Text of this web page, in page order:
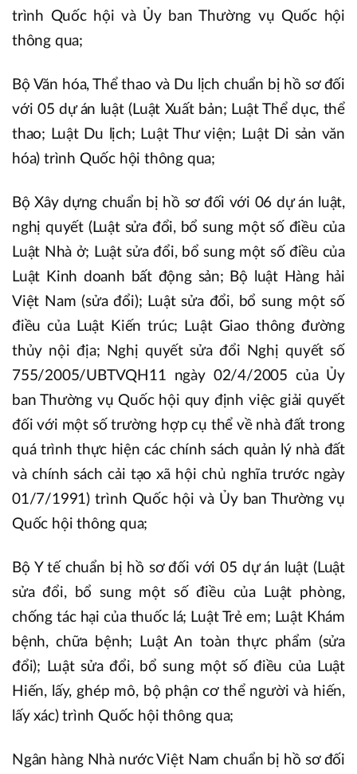
trình Quốc hội và Ủy ban Thường vụ Quốc hội
thông qua;
Bộ Văn hóa, Thể thao và Du lịch chuẩn bị hồ sơ đối
với 05 dự án luật (Luật Xuất bản; Luật Thể dục, thể
thao; Luật Du lịch; Luật Thư viện; Luật Di sản văn
hóa) trình Quốc hội thông qua;
Bộ Xây dựng chuẩn bị hồ sơ đối với 06 dự án luật,
nghị quyết (Luật sửa đổi, bổ sung một số điều của
Luật Nhà ở; Luật sửa đổi, bổ sung một số điều của
Luật Kinh doanh bất động sản; Bộ luật Hàng hải
Việt Nam (sửa đổi); Luật sửa đổi, bổ sung một số
điều của Luật Kiến trúc; Luật Giao thông đường
thủy nội địa; Nghị quyết sửa đổi Nghị quyết số
755/2005/UBTVQH11 ngày 02/4/2005 của Ủy
ban Thường vụ Quốc hội quy định việc giải quyết
đối với một số trường hợp cụ thể về nhà đất trong
quá trình thực hiện các chính sách quản lý nhà đất
và chính sách cải tạo xã hội chủ nghĩa trước ngày
01/7/1991) trình Quốc hội và Ủy ban Thường vụ
Quốc hội thông qua;
Bộ Y tế chuẩn bị hồ sơ đối với 05 dự án luật (Luật
sửa đổi, bổ sung một số điều của Luật phòng,
chống tác hại của thuốc lá; Luật Trẻ em; Luật Khám
bệnh, chữa bệnh; Luật An toàn thực phẩm (sửa
đổi); Luật sửa đổi, bổ sung một số điều của Luật
Hiến, lấy, ghép mô, bộ phận cơ thể người và hiến,
lấy xác) trình Quốc hội thông qua;
Ngân hàng Nhà nước Việt Nam chuẩn bị hồ sơ đối